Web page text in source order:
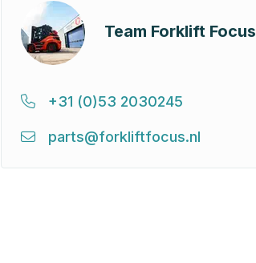
Team Forklift Focus
+31 (0)53 2030245
parts@forkliftfocus.nl